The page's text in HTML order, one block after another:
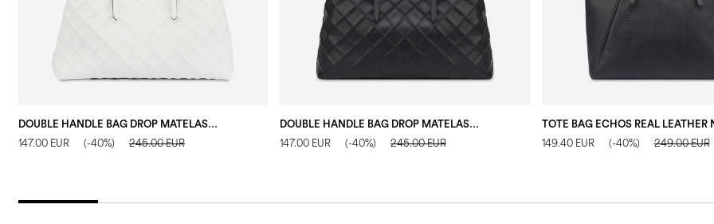
DOUBLE HANDLE BAG DROP MATELASSÈ FAUX LEATHER AVORIO/AVORIO
147.00 EUR (-40%) 245.00 EUR
DOUBLE HANDLE BAG DROP MATELASSÈ FAUX LEATHER NERO/NERO
147.00 EUR (-40%) 245.00 EUR
TOTE BAG ECHOS REAL LEATHER
149.40 EUR (-40%) 249.00 EUR